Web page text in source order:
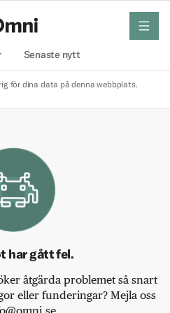
Senaste nytt
meny
för dina data på denna webbplats.
har gått fel.
åtgärda problemet så snart
eller funderingar? Mejla oss